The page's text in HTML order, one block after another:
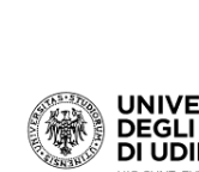
Passa al